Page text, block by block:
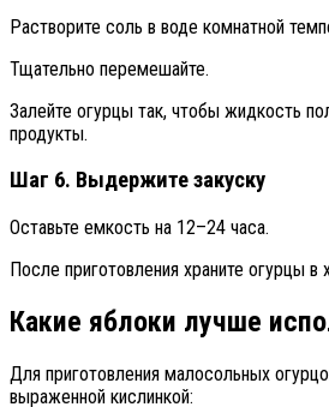
Растворите соль в воде комнатной
Тщательно перемешайте.
Залейте огурцы так, чтобы жидкость
продукты.
Шаг 6. Выдержите закуску
Оставьте емкость на 12–24 часа.
После приготовления храните огурцы в
Какие яблоки лучше
Для приготовления малосольных
выраженной кислинкой: